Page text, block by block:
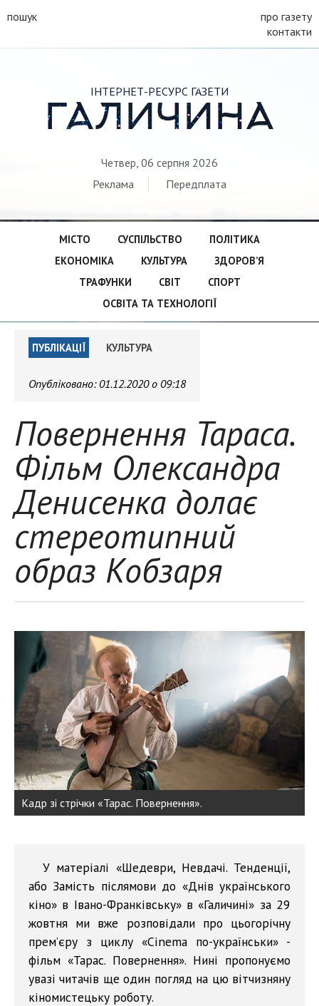
пошук
про газету
контакти
ІНТЕРНЕТ-РЕСУРС ГАЗЕТИ
ГАЛИЧИНА
Четвер, 06 серпня 2026
Реклама
Передплата
МІСТО СУСПІЛЬСТВО
ПОЛІТИКА
ЕКОНОМІКА
КУЛЬТУРА
ЗДОРОВ’Я
ТРАФУНКИ
СВІТ
СПОРТ
ОСВІТА ТА ТЕХНОЛОГІЇ
ПУБЛІКАЦІЇ КУЛЬТУРА
Опубліковано: 01.12.2020 о 09:18
Повернення Тараса.
Фільм Олександра
Денисенка долає
стереотипний
образ Кобзаря
Кадр зі стрічки «Тарас. Повернення».
У матеріалі «Шедеври, Невдачі. Тенденції,
або Замість післямови до «Днів українського
кіно» в Івано-Франківську» в «Галичині» за 29
жовтня ми вже розповідали про цьогорічну
прем’єру з циклу «Cinema по-українськи» -
фільм «Тарас. Повернення». Нині пропонуємо
увазі читачів ще один погляд на цю вітчизняну
кіномистецьку роботу.